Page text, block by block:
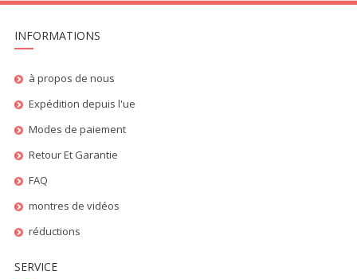
INFORMATIONS
à propos de nous
Expédition depuis l'ue
Modes de paiement
Retour Et Garantie
FAQ
montres de vidéos
réductions
SERVICE